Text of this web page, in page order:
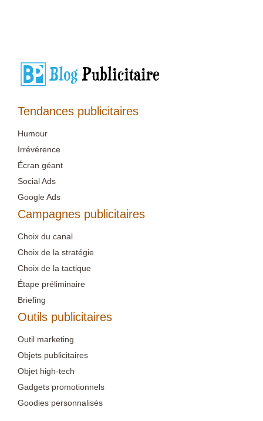
Tendances publicitaires
Humour
Irrévérence
Écran géant
Social Ads
Google Ads
Campagnes publicitaires
Choix du canal
Choix de la stratégie
Choix de la tactique
Étape préliminaire
Briefing
Outils publicitaires
Outil marketing
Objets publicitaires
Objet high-tech
Gadgets promotionnels
Goodies personnalisés